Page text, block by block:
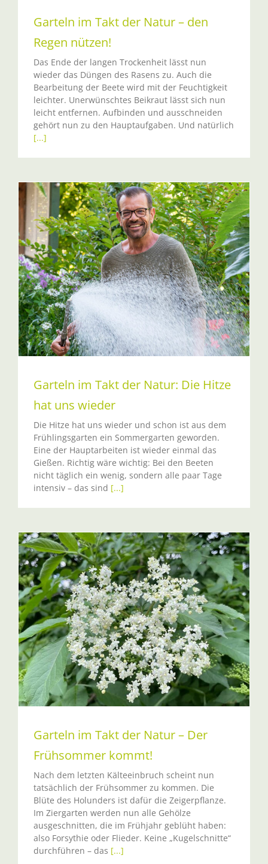
Garteln im Takt der Natur – den
Regen nützen!
Das Ende der langen Trockenheit lässt nun
wieder das Düngen des Rasens zu. Auch die
Bearbeitung der Beete wird mit der Feuchtigkeit
leichter. Unerwünschtes Beikraut lässt sich nun
leicht entfernen. Aufbinden und ausschneiden
gehört nun zu den Hauptaufgaben. Und natürlich
[...]
Garteln im Takt der Natur: Die Hitze
hat uns wieder
Die Hitze hat uns wieder und schon ist aus dem
Frühlingsgarten ein Sommergarten geworden.
Eine der Hauptarbeiten ist wieder einmal das
Gießen. Richtig wäre wichtig: Bei den Beeten
nicht täglich ein wenig, sondern alle paar Tage
intensiv – das sind [...]
Garteln im Takt der Natur – Der
Frühsommer kommt!
Nach dem letzten Kälteeinbruch scheint nun
tatsächlich der Frühsommer zu kommen. Die
Blüte des Holunders ist dafür die Zeigerpflanze.
Im Ziergarten werden nun alle Gehölze
ausgeschnitten, die im Frühjahr geblüht haben:
also Forsythie oder Flieder. Keine „Kugelschnitte“
durchführen – das [...]